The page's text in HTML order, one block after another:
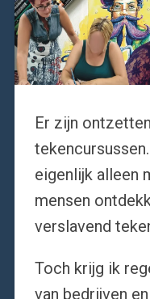
Er zijn
eigenlijk alleen
mensen
verslavend
Toch krijg ik
van bedrijven